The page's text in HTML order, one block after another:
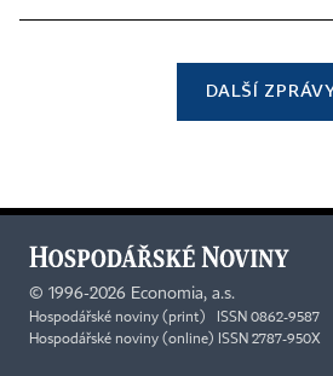
DALŠÍ
© 1996-2026 Economia, a.s.
Hospodářské noviny (print) ISSN 0862-9587
Hospodářské noviny (online) ISSN 2787-950X